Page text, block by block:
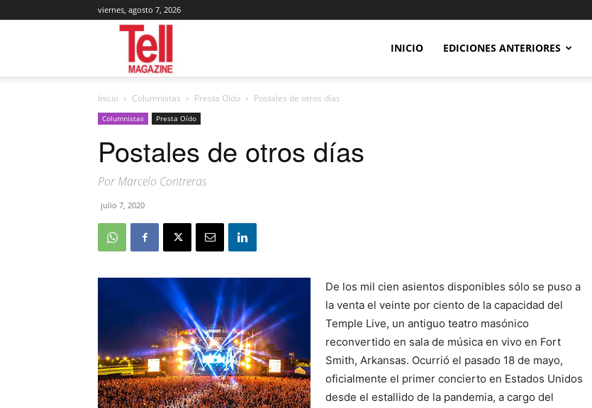
viernes, agosto 7, 2026
Magazine
INICIO EDICIONES ANTERIORES
Inicio Columnistas Presta Oído Postales de otros días
Columnistas Presta Oído
Postales de otros días
Por Marcelo Contreras
julio 7, 2020
De los mil cien asientos disponibles sólo se puso a
la venta el veinte por ciento de la capacidad del
Temple Live, un antiguo teatro masónico
reconvertido en sala de música en vivo en Fort
Smith, Arkansas. Ocurrió el pasado 18 de mayo,
oficialmente el primer concierto en Estados Unidos
desde el estallido de la pandemia, a cargo del